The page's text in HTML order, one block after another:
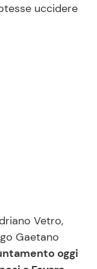
uccidere
Vetro,
Gaetano
oggi